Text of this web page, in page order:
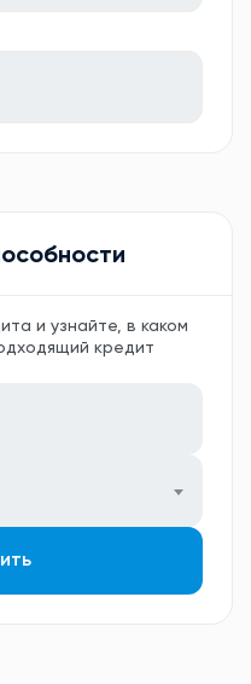
и узнайте, в каком
кредит